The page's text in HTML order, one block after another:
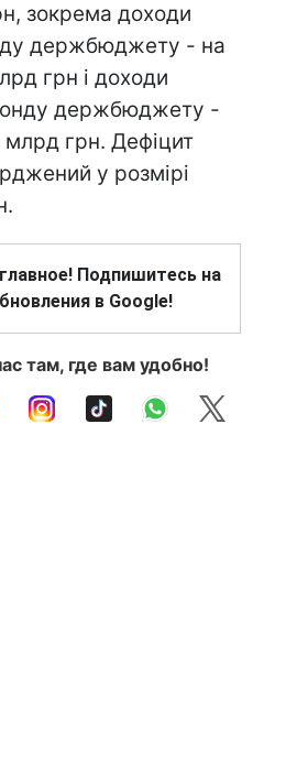
зокрема доходи
держбюджету - на
грн і доходи
держбюджету -
грн. Дефіцит
у розмірі
Подпишитесь на
в Google!
там, где вам удобно!